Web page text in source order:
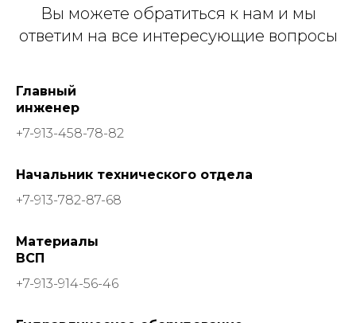
Вы можете обратиться к нам и мы
ответим на все интересующие вопросы
Главный
инженер
+7-913-458-78-82‬
Начальник технического отдела
‪+7-913-782-87-68‬
Материалы
ВСП
‪+7-913-914-56-46‬